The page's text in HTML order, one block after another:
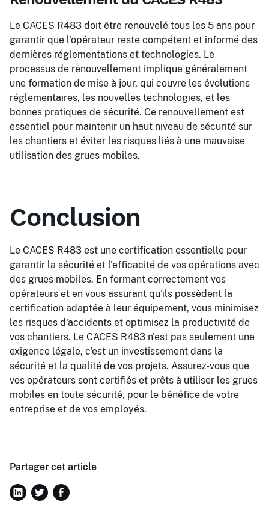
Le CACES R483 doit être renouvelé tous les 5 ans pour
garantir que l'opérateur reste compétent et informé des
dernières réglementations et technologies. Le
processus de renouvellement implique généralement
une formation de mise à jour, qui couvre les évolutions
réglementaires, les nouvelles technologies, et les
bonnes pratiques de sécurité. Ce renouvellement est
essentiel pour maintenir un haut niveau de sécurité sur
les chantiers et éviter les risques liés à une mauvaise
utilisation des grues mobiles.
Conclusion
Le CACES R483 est une certification essentielle pour
garantir la sécurité et l'efficacité de vos opérations avec
des grues mobiles. En formant correctement vos
opérateurs et en vous assurant qu'ils possèdent la
certification adaptée à leur équipement, vous minimisez
les risques d'accidents et optimisez la productivité de
vos chantiers. Le CACES R483 n'est pas seulement une
exigence légale, c'est un investissement dans la
sécurité et la qualité de vos projets. Assurez-vous que
vos opérateurs sont certifiés et prêts à utiliser les grues
mobiles en toute sécurité, pour le bénéfice de votre
entreprise et de vos employés.
Partager cet article